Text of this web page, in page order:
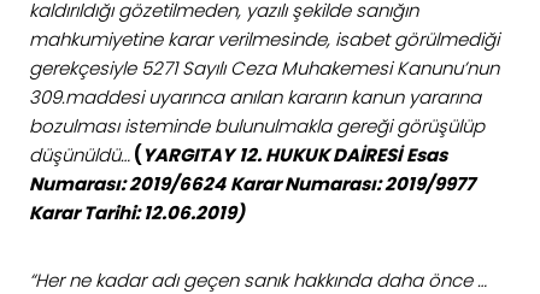
kaldırıldığı gözetilmeden, yazılı şekilde sanığın
mahkumiyetine karar verilmesinde, isabet görülmediği
gerekçesiyle 5271 Sayılı Ceza Muhakemesi Kanunu’nun
309.maddesi uyarınca anılan kararın kanun yararına
bozulması isteminde bulunulmakla gereği görüşülüp
düşünüldü…(YARGITAY 12. HUKUK DAİRESİ Esas
Numarası: 2019/6624 Karar Numarası: 2019/9977
Karar Tarihi: 12.06.2019)
“Her ne kadar adı geçen sanık hakkında daha önce …